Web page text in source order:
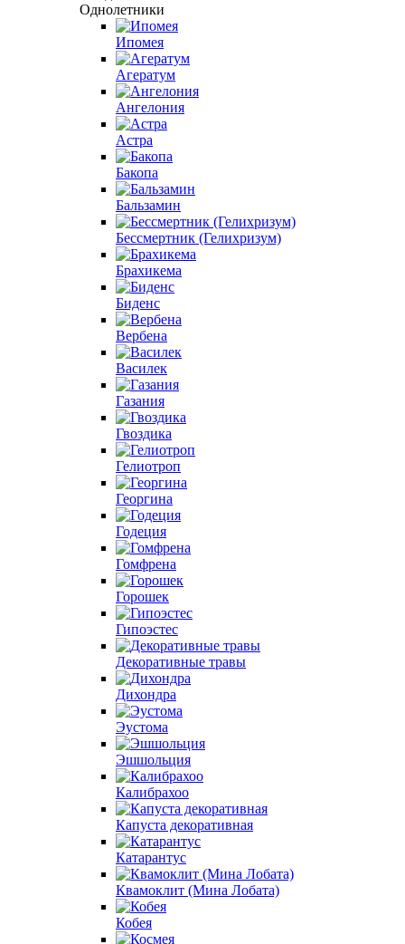
Однолетники
Ипомея
Агератум
Ангелония
Астра
Бакопа
Бальзамин
Бессмертник (Гелихризум)
Брахикема
Биденс
Вербена
Василек
Газания
Гвоздика
Гелиотроп
Георгина
Годеция
Гомфрена
Горошек
Гипоэстес
Декоративные травы
Дихондра
Эустома
Эшшольция
Калибрахоо
Капуста декоративная
Катарантус
Квамоклит (Мина Лобата)
Кобея